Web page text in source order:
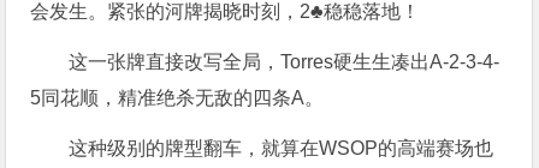
会发生。紧张的河牌揭晓时刻，2♣稳稳落地！
这一张牌直接改写全局，Torres硬生生凑出A-2-3-4-
5同花顺，精准绝杀无敌的四条A。
这种级别的牌型翻车，就算在WSOP的高端赛场也